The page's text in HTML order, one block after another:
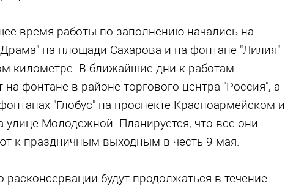
время работы по заполнению начались на
на площади Сахарова и на фонтане "Лилия"
километре. В ближайшие дни к работам
на фонтане в районе торгового центра "Россия", а
"Глобус" на проспекте Красноармейском и
улице Молодежной. Планируется, что все они
к праздничным выходным в честь 9 мая.
расконсервации будут продолжаться в течение